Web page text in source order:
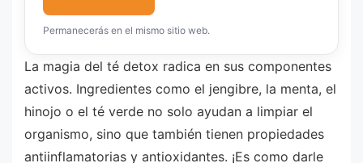
Permanecerás en el mismo sitio web.
La magia del té detox radica en sus componentes
activos. Ingredientes como el jengibre, la menta, el
hinojo o el té verde no solo ayudan a limpiar el
organismo, sino que también tienen propiedades
antiinflamatorias y antioxidantes. ¡Es como darle